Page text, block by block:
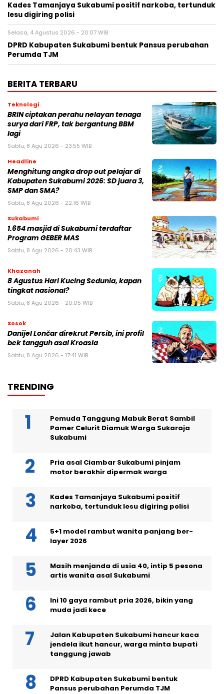
Kades Tamanjaya Sukabumi positif narkoba, tertunduk
lesu digiring polisi
Selasa, 4 Agustus 2026 - 20:07 WIB
DPRD Kabupaten Sukabumi bentuk Pansus perubahan
Perumda TJM
BERITA TERBARU
Teknologi
BRIN ciptakan perahu nelayan tenaga
surya dari FRP, tak bergantung BBM
lagi
Sabtu, 8 Agu 2026 - 23:55 WIB
Headline
Menghitung angka drop out pelajar di
Kabupaten Sukabumi 2026: SD juara 3,
SMP dan SMA?
Sabtu, 8 Agu 2026 - 22:16 WIB
Sukabumi
1.654 masjid di Sukabumi terdaftar
Program GEBER MAS
Sabtu, 8 Agu 2026 - 20:43 WIB
Khazanah
8 Agustus Hari Kucing Sedunia, kapan
tingkat nasional?
Sabtu, 8 Agu 2026 - 20:05 WIB
Sosok
Danijel Lončar direkrut Persib, ini profil
bek tangguh asal Kroasia
Sabtu, 8 Agu 2026 - 17:41 WIB
TRENDING
Pemuda Tanggung Mabuk Berat Sambil
Pamer Celurit Diamuk Warga Sukaraja
Sukabumi
Pria asal Ciambar Sukabumi pinjam
motor berakhir dipermak warga
Kades Tamanjaya Sukabumi positif
narkoba, tertunduk lesu digiring polisi
5+1 model rambut wanita panjang ber-
layer 2026
Masih menjanda di usia 40, intip 5 pesona
artis wanita asal Sukabumi
Ini 10 gaya rambut pria 2026, bikin yang
muda jadi kece
Jalan Kabupaten Sukabumi hancur kaca
jendela ikut hancur, warga minta bupati
tanggung jawab
DPRD Kabupaten Sukabumi bentuk
Pansus perubahan Perumda TJM